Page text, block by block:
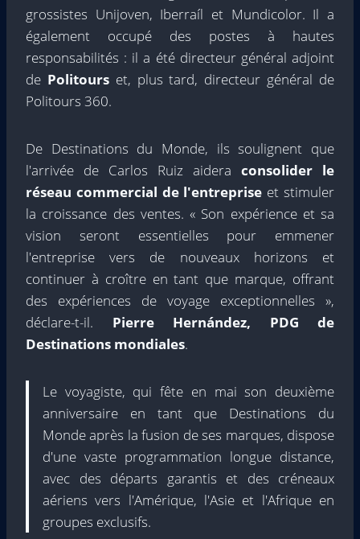
grossistes Unijoven, Iberraíl et Mundicolor. Il a
également occupé des postes à hautes
responsabilités : il a été directeur général adjoint
de Politourset, plus tard, directeur général de
Politours 360.
De Destinations du Monde, ils soulignent que
l'arrivée de Carlos Ruiz aidera consolider le
réseau commercial de l'entreprise et stimuler
la croissance des ventes. « Son expérience et sa
vision seront essentielles pour emmener
l'entreprise vers de nouveaux horizons et
continuer à croître en tant que marque, offrant
des expériences de voyage exceptionnelles »,
déclare-t-il. Pierre
Hernández, PDG de
Destinations mondiales.
Le voyagiste, qui fête en mai son deuxième
anniversaire en tant que Destinations du
Monde après la fusion de ses marques, dispose
d'une vaste programmation longue distance,
avec des départs garantis et des créneaux
aériens vers l'Amérique, l'Asie et l'Afrique en
groupes exclusifs.